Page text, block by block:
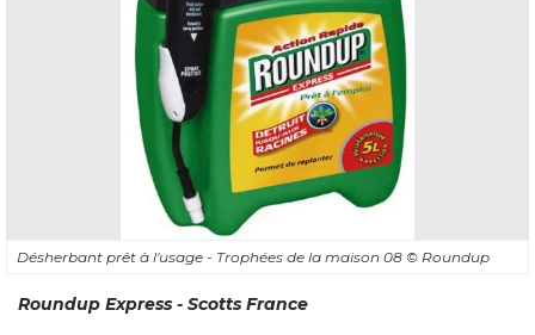
Désherbant prêt à l'usage - Trophées de la maison 08 © Roundup
Roundup Express - Scotts France